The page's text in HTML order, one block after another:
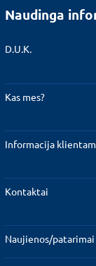
Naudinga
D.U.K.
Kas mes?
Informacija
Kontaktai
Naujienos/patarimai